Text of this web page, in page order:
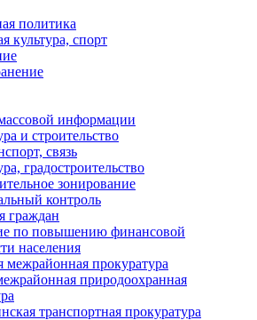
политика
культура, спорт
информации
и строительство
связь
градостроительство
зонирование
контроль
граждан
по повышению финансовой
населения
межрайонная прокуратура
природоохранная
транспортная прокуратура